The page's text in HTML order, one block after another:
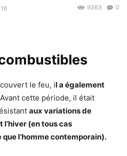
0
9363
le feu, il a également
cette période, il était
aux variations de
l’hiver (en tous cas
l’homme contemporain).